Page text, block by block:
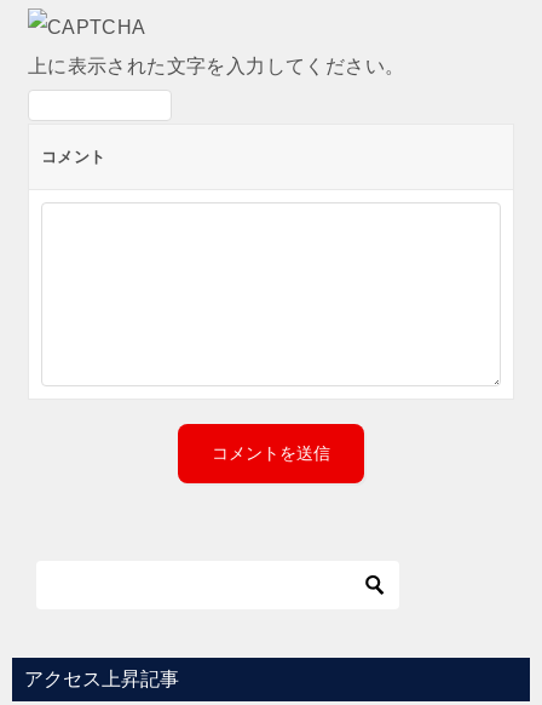
上に表示された文字を入力してください。
コメント
アクセス上昇記事